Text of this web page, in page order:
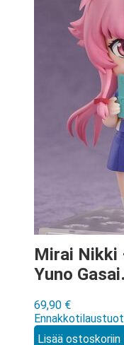
Mirai Nikki
Yuno Gasai
[2316]
69,90 €
Lisää ostoskoriin